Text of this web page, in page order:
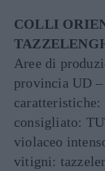
COLLI
Aree di
provincia UD
caratteristiche:
consigliato:
violaceo
vitigni: